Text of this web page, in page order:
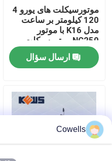
با ما تماس بگیرید
وبلاگ
موتور سیکلت اندرو 4 سکته مغزی
موتور سیکلت اندرو دو زمانه
موتورسیکلت های یورو 4
120 کیلومتر بر ساعت
مدل K16 با موتور
NC250 موتورسیکلت
های سبک اروپایی
ارسال سؤال
Cowells